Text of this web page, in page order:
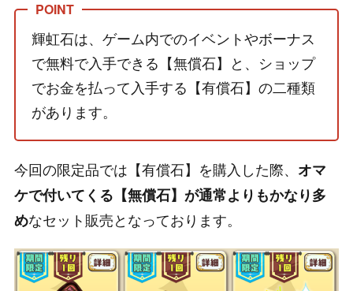
輝虹石は、ゲーム内でのイベントやボーナス
で無料で入手できる【無償石】と、ショップ
でお金を払って入手する【有償石】の二種類
があります。
今回の限定品では【有償石】を購入した際、 オマ
ケで付いてくる【無償石】が通常よりもかなり多
めなセット販売となっております。